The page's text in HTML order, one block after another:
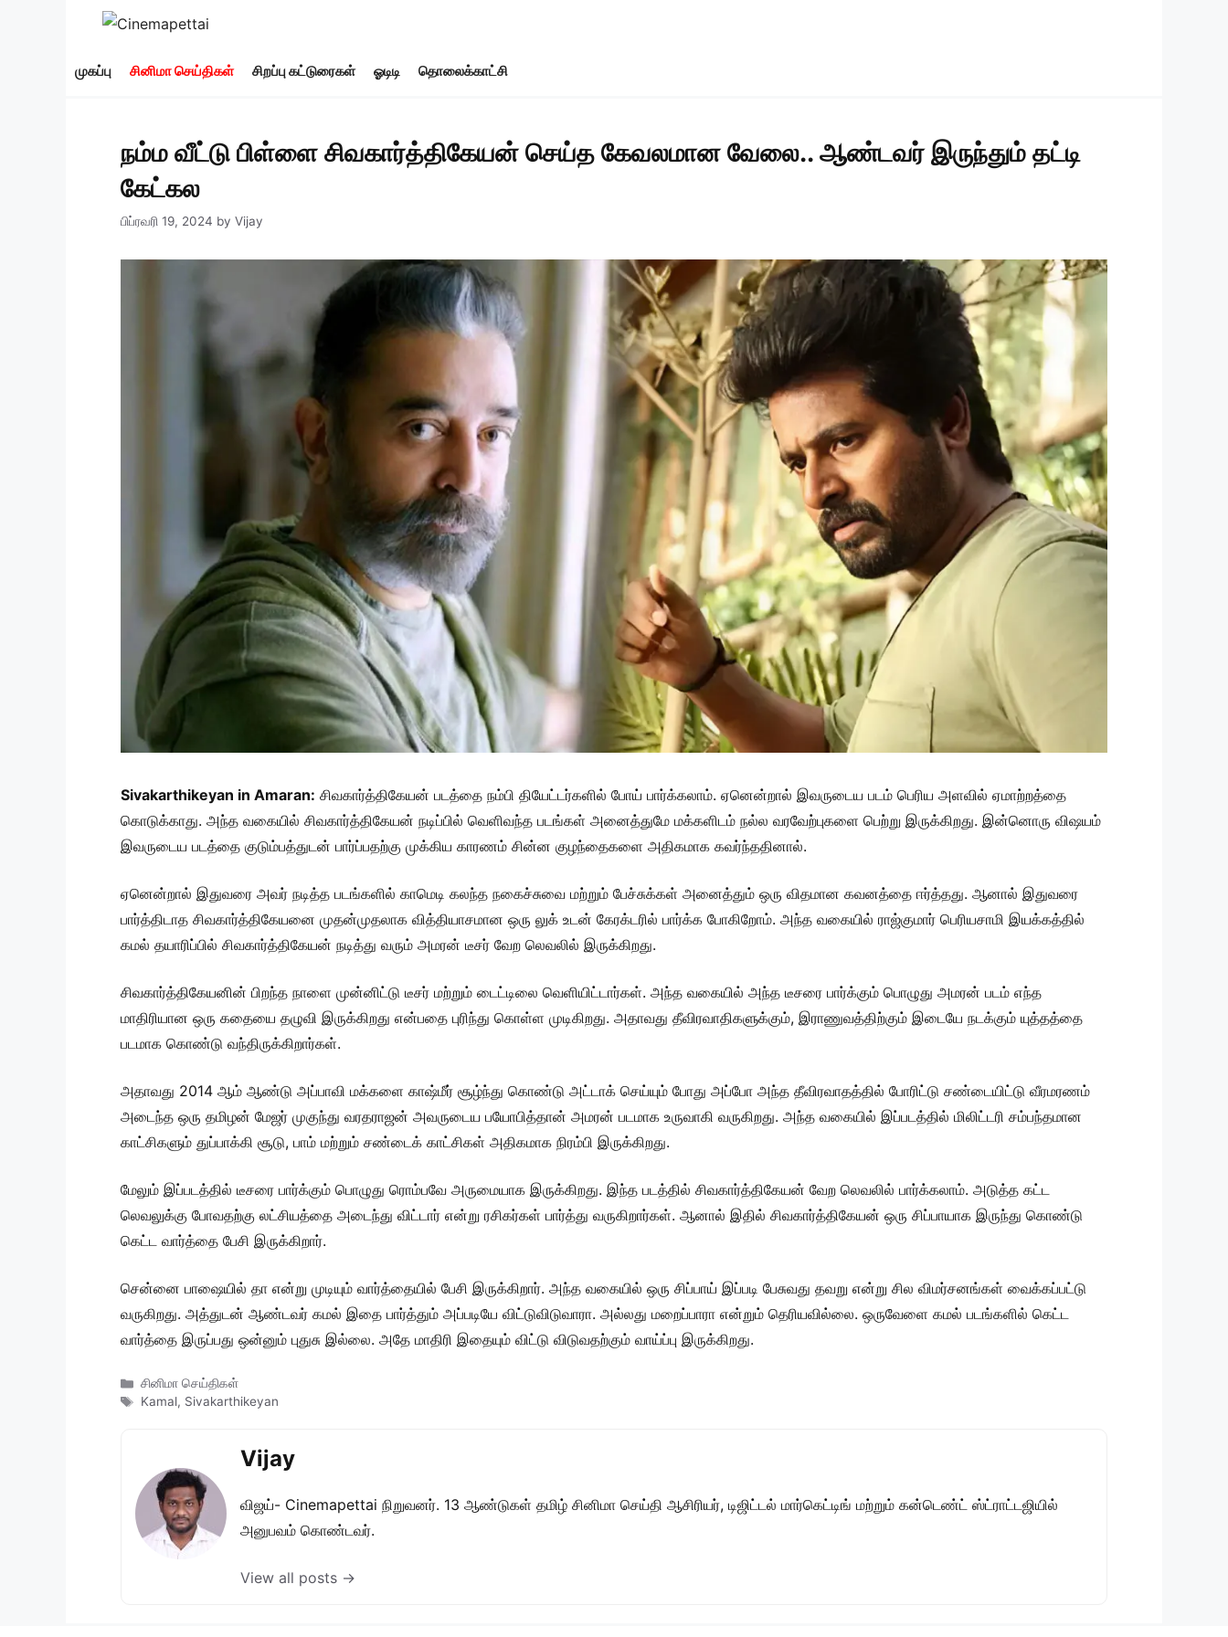
முகப்பு சினிமா செய்திகள் சிறப்பு கட்டுரைகள் ஓடிடி தொலைக்காட்சி
நம்ம வீட்டு பிள்ளை சிவகார்த்திகேயன் செய்த கேவலமான வேலை.. ஆண்டவர் இருந்தும் தட்டி
கேட்கல
பிப்ரவரி 19, 2024 by Vijay
Sivakarthikeyan in Amaran: சிவகார்த்திகேயன் படத்தை நம்பி தியேட்டர்களில் போய் பார்க்கலாம். ஏனென்றால் இவருடைய படம் பெரிய அளவில் ஏமாற்றத்தை
கொடுக்காது. அந்த வகையில் சிவகார்த்திகேயன் நடிப்பில் வெளிவந்த படங்கள் அனைத்துமே மக்களிடம் நல்ல வரவேற்புகளை பெற்று இருக்கிறது. இன்னொரு விஷயம்
இவருடைய படத்தை குடும்பத்துடன் பார்ப்பதற்கு முக்கிய காரணம் சின்ன குழந்தைகளை அதிகமாக கவர்ந்ததினால்.
ஏனென்றால் இதுவரை அவர் நடித்த படங்களில் காமெடி கலந்த நகைச்சுவை மற்றும் பேச்சுக்கள் அனைத்தும் ஒரு விதமான கவனத்தை ஈர்த்தது. ஆனால் இதுவரை
பார்த்திடாத சிவகார்த்திகேயனை முதன்முதலாக வித்தியாசமான ஒரு லுக் உடன் கேரக்டரில் பார்க்க போகிறோம். அந்த வகையில் ராஜ்குமார் பெரியசாமி இயக்கத்தில்
கமல் தயாரிப்பில் சிவகார்த்திகேயன் நடித்து வரும் அமரன் டீசர் வேற லெவலில் இருக்கிறது.
சிவகார்த்திகேயனின் பிறந்த நாளை முன்னிட்டு டீசர் மற்றும் டைட்டிலை வெளியிட்டார்கள். அந்த வகையில் அந்த டீசரை பார்க்கும் பொழுது அமரன் படம் எந்த
மாதிரியான ஒரு கதையை தழுவி இருக்கிறது என்பதை புரிந்து கொள்ள முடிகிறது. அதாவது தீவிரவாதிகளுக்கும், இராணுவத்திற்கும் இடையே நடக்கும் யுத்தத்தை
படமாக கொண்டு வந்திருக்கிறார்கள்.
அதாவது 2014 ஆம் ஆண்டு அப்பாவி மக்களை காஷ்மீர் சூழ்ந்து கொண்டு அட்டாக் செய்யும் போது அப்போ அந்த தீவிரவாதத்தில் போரிட்டு சண்டையிட்டு வீரமரணம்
அடைந்த ஒரு தமிழன் மேஜர் முகுந்து வரதராஜன் அவருடைய பயோபித்தான் அமரன் படமாக உருவாகி வருகிறது. அந்த வகையில் இப்படத்தில் மிலிட்டரி சம்பந்தமான
காட்சிகளும் துப்பாக்கி சூடு, பாம் மற்றும் சண்டைக் காட்சிகள் அதிகமாக நிரம்பி இருக்கிறது.
மேலும் இப்படத்தில் டீசரை பார்க்கும் பொழுது ரொம்பவே அருமையாக இருக்கிறது. இந்த படத்தில் சிவகார்த்திகேயன் வேற லெவலில் பார்க்கலாம். அடுத்த கட்ட
லெவலுக்கு போவதற்கு லட்சியத்தை அடைந்து விட்டார் என்று ரசிகர்கள் பார்த்து வருகிறார்கள். ஆனால் இதில் சிவகார்த்திகேயன் ஒரு சிப்பாயாக இருந்து கொண்டு
கெட்ட வார்த்தை பேசி இருக்கிறார்.
சென்னை பாஷையில் தா என்று முடியும் வார்த்தையில் பேசி இருக்கிறார். அந்த வகையில் ஒரு சிப்பாய் இப்படி பேசுவது தவறு என்று சில விமர்சனங்கள் வைக்கப்பட்டு
வருகிறது. அத்துடன் ஆண்டவர் கமல் இதை பார்த்தும் அப்படியே விட்டுவிடுவாரா. அல்லது மறைப்பாரா என்றும் தெரியவில்லை. ஒருவேளை கமல் படங்களில் கெட்ட
வார்த்தை இருப்பது ஒன்னும் புதுசு இல்லை. அதே மாதிரி இதையும் விட்டு விடுவதற்கும் வாய்ப்பு இருக்கிறது.
Categories
சினிமா செய்திகள்
Tags
Kamal, Sivakarthikeyan
Vijay
விஜய்- Cinemapettai நிறுவனர். 13 ஆண்டுகள் தமிழ் சினிமா செய்தி ஆசிரியர், டிஜிட்டல் மார்கெட்டிங் மற்றும் கன்டெண்ட் ஸ்ட்ராட்டஜியில்
அனுபவம் கொண்டவர்.
View all posts →